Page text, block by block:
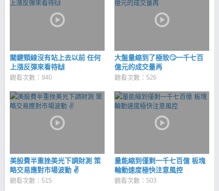
關鍵頸線沒有站上去以前 任何
上漲反彈來看待🙌
觀看次數：940
大盤量縮到了極致🙄一千七百
億元的成交量再
觀看次數：526
美股費半重挫美光下調財測 策
略交易應對市場波動 ✌
觀看次數：515
量能縮到僅剩一千七百億 板塊
輪動速度極快注意風控
觀看次數：503